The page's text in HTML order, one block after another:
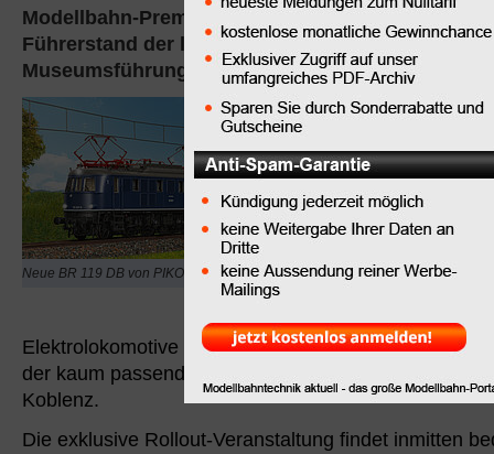
Modellbahn-Premiere in einzigartiger Kulisse:
Führerstand der legendären BR119, exklusiver
Museumsführung inklusive
Neue BR 119 DB von PIKO
Koblenz/Sonneberg.
und Eisenbahnfreunde
Dienstag, den 21. Juli
feiert die Premiere der
Elektrolokomotive BR 119 der Deutschen
der kaum passender sein könnte – im historischen
Koblenz.
Die exklusive Rollout-Veranstaltung findet inmitten